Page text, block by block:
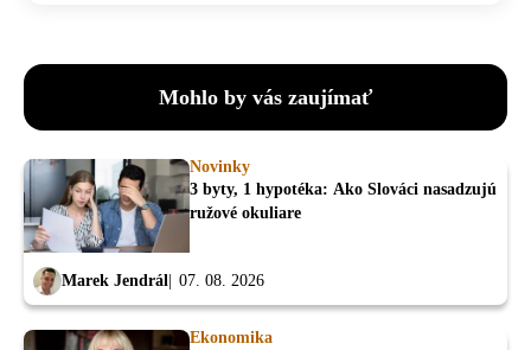
Mohlo by vás zaujímať
Novinky
3 byty, 1 hypotéka: Ako Slováci nasadzujú
ružové okuliare
Marek Jendrál 07. 08. 2026
Ekonomika